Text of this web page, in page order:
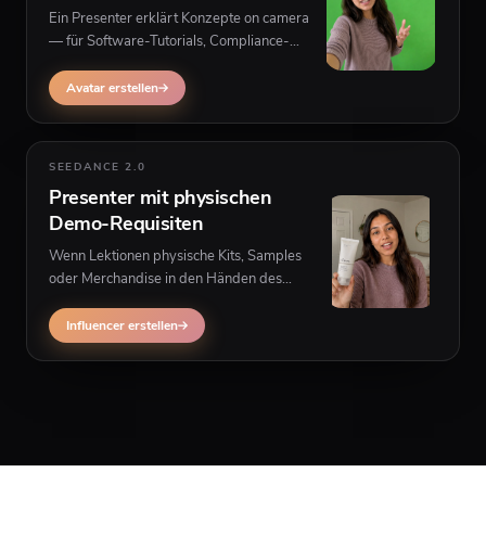
Ein Presenter erklärt Konzepte on camera
— für Software-Tutorials, Compliance-
Material hinter dem Host.
Avatar erstellen
SEEDANCE 2.0
Presenter mit physischen
Demo-Requisiten
Wenn Lektionen physische Kits, Samples
oder Merchandise in den Händen des
passt Influencer-Multiscene-Video besser.
Influencer erstellen